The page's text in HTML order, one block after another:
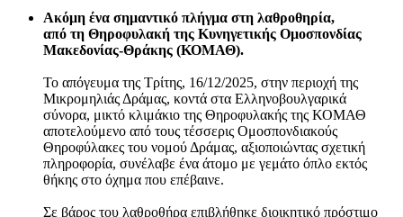
Ακόμη ένα σημαντικό πλήγμα στη λαθροθηρία,
από τη Θηροφυλακή της Κυνηγετικής Ομοσπονδίας
Μακεδονίας-Θράκης (ΚΟΜΑΘ).
Το απόγευμα της Τρίτης, 16/12/2025, στην περιοχή της
Μικρομηλιάς Δράμας, κοντά στα Ελληνοβουλγαρικά
σύνορα, μικτό κλιμάκιο της Θηροφυλακής της ΚΟΜΑΘ
αποτελούμενο από τους τέσσερις Ομοσπονδιακούς
Θηροφύλακες του νομού Δράμας, αξιοποιώντας σχετική
πληροφορία, συνέλαβε ένα άτομο με γεμάτο όπλο εκτός
θήκης στο όχημα που επέβαινε.
Σε βάρος του λαθροθήρα επιβλήθηκε διοικητικό πρόστιμο